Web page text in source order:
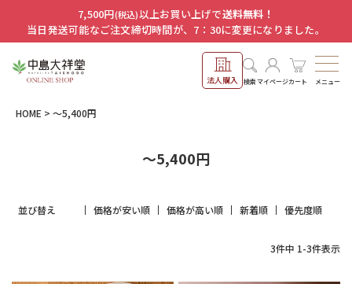
7,500円(税込)以上お買い上げで送料無料！
当日発送可能なご注文締切時間が、7：30に変更になりました。
法人購入 検索マイページカート メニュー
HOME ～5,400円
～5,400円
並び替え 価格が安い順 価格が高い順 新着順 優先度順
3件中 1-3件表示